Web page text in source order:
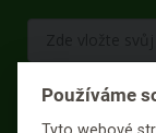
Používáme